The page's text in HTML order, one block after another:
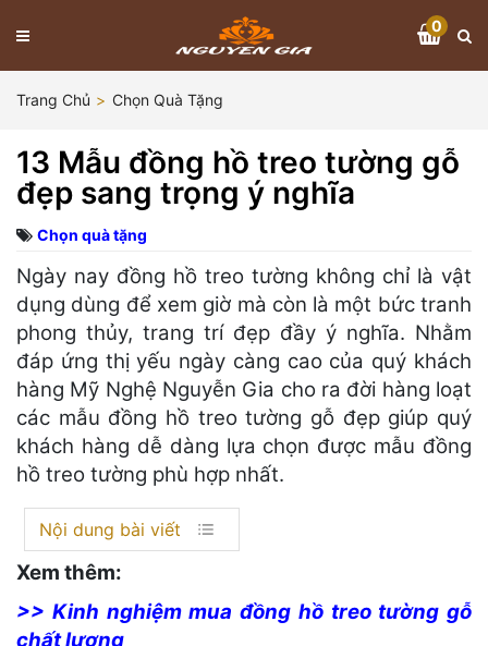
0
Trang Chủ Chọn Quà Tặng
13 Mẫu đồng hồ treo tường gỗ
đẹp sang trọng ý nghĩa
Chọn quà tặng
Ngày nay đồng hồ treo tường không chỉ là vật
dụng dùng để xem giờ mà còn là một bức tranh
phong thủy, trang trí đẹp đầy ý nghĩa. Nhằm
đáp ứng thị yếu ngày càng cao của quý khách
hàng Mỹ Nghệ Nguyễn Gia cho ra đời hàng loạt
các mẫu đồng hồ treo tường gỗ đẹp giúp quý
khách hàng dễ dàng lựa chọn được mẫu đồng
hồ treo tường phù hợp nhất.
Nội dung bài viết
Xem thêm:
>> Kinh nghiệm mua đồng hồ treo tường gỗ
chất lượng